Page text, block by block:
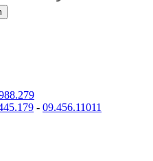
- 09.456.11011